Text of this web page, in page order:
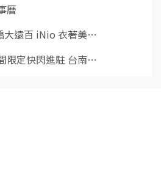
曆
大遠百 iNio 衣著美⋯
限定快閃進駐 台南⋯